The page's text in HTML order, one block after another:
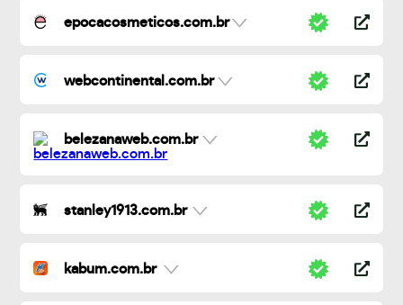
epocacosmeticos.com.br
webcontinental.com.br
belezanaweb.com.br
stanley1913.com.br
kabum.com.br